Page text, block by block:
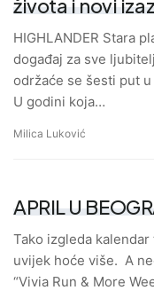
života i novi
HIGHLANDER Stara
događaj za sve
održaće se šesti put
U godini koja…
Milica Luković
APRIL U
Tako izgleda
uvijek hoće više. A
“Vivia Run & More